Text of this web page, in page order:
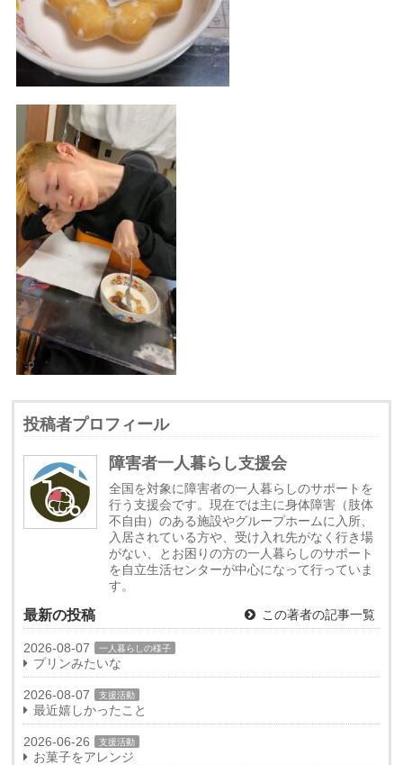
投稿者プロフィール
障害者一人暮らし支援会
全国を対象に障害者の一人暮らしのサポートを
行う支援会です。現在では主に身体障害（肢体
不自由）のある施設やグループホームに入所、
入居されている方や、受け入れ先がなく行き場
がない、とお困りの方の一人暮らしのサポート
を自立生活センターが中心になって行っていま
す。
最新の投稿 この著者の記事一覧
2026-08-07 一人暮らしの様子
プリンみたいな
2026-08-07 支援活動
最近嬉しかったこと
2026-06-26 支援活動
お菓子をアレンジ